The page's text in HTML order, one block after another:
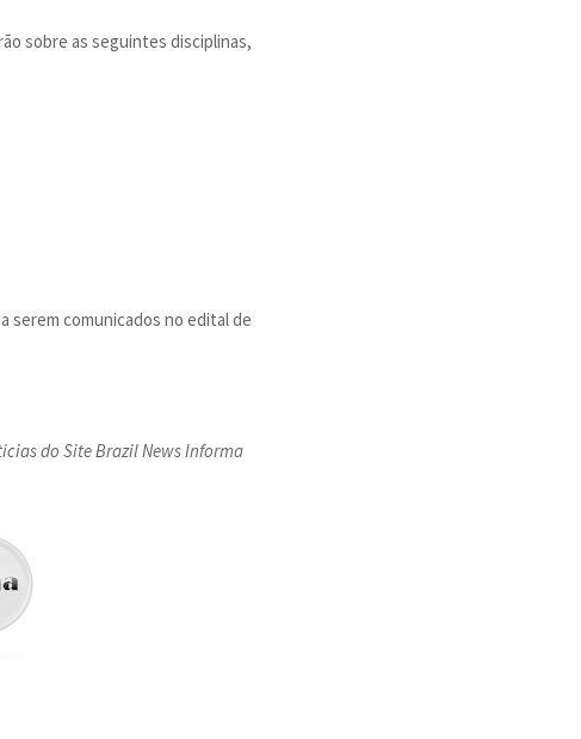
sobre as seguintes disciplinas,
serem comunicados no edital de
do Site Brazil News Informa